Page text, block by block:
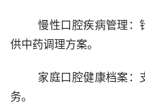
	慢性口腔疾病管理：针对牙周炎、复发性口腔溃疡提
供中药调理方案。
务。